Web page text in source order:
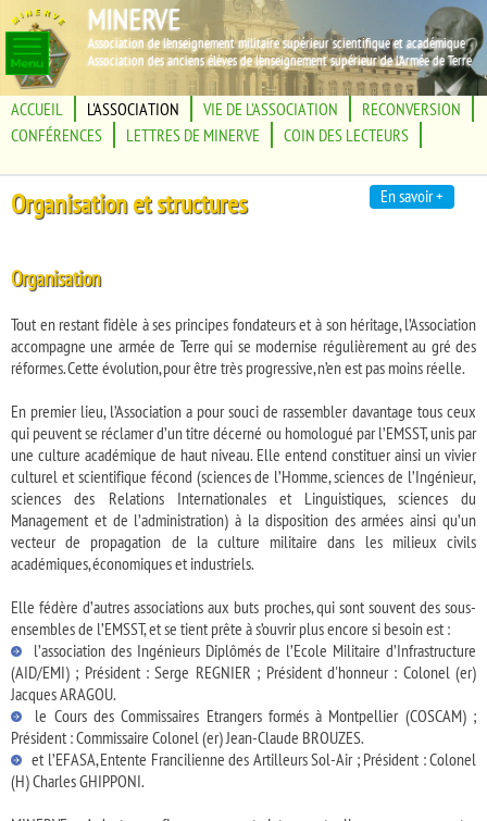
En savoir +
Association de l'enseignement militaire supérieur scientifique et académique
Association des anciens élèves de l'enseignement supérieur de l'Armée de Terre
MINERVE
ACCUEIL L'ASSOCIATION VIE DE L'ASSOCIATION
RECONVERSION
CONFÉRENCES
LETTRES DE MINERVE COIN DES LECTEURS
Organisation et structures
Organisation
Tout en restant fidèle à ses principes fondateurs et à son héritage, l’Association
accompagne une armée de Terre qui se modernise régulièrement au gré des
réformes. Cette évolution, pour être très progressive, n’en est pas moins réelle.
En premier lieu, l’Association a pour souci de rassembler davantage tous ceux
qui peuvent se réclamer d’un titre décerné ou homologué par l’EMSST, unis par
une culture académique de haut niveau. Elle entend constituer ainsi un vivier
culturel et scientifique fécond (sciences de l’Homme, sciences de l’Ingénieur,
sciences des Relations Internationales et Linguistiques, sciences du
Management et de l’administration) à la disposition des armées ainsi qu’un
vecteur de propagation de la culture militaire dans les milieux civils
académiques, économiques et industriels.
Elle fédère d’autres associations aux buts proches, qui sont souvent des sous-
ensembles de l’EMSST, et se tient prête à s’ouvrir plus encore si besoin est :
l’association des Ingénieurs Diplômés de l’Ecole Militaire d’Infrastructure
(AID/EMI) ; Président : Serge REGNIER ; Président d'honneur : Colonel (er)
Jacques ARAGOU.
le Cours des Commissaires Etrangers formés à Montpellier (COSCAM) ;
Président : Commissaire Colonel (er) Jean-Claude BROUZES.
et l’EFASA, Entente Francilienne des Artilleurs Sol-Air ; Président : Colonel
(H) Charles GHIPPONI.